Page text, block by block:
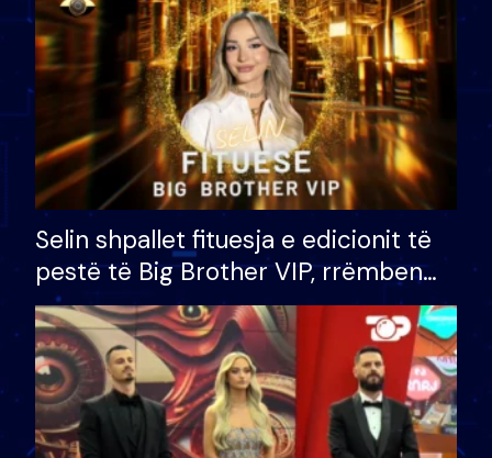
Selin shpallet fituesja e edicionit të
pestë të Big Brother VIP, rrëmben
çmimin e madh prej 100 mijë eurosh